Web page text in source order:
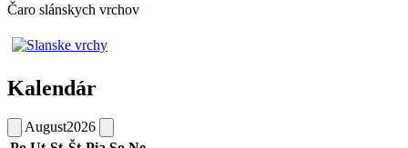
Čaro slánskych vrchov
Kalendár
August2026